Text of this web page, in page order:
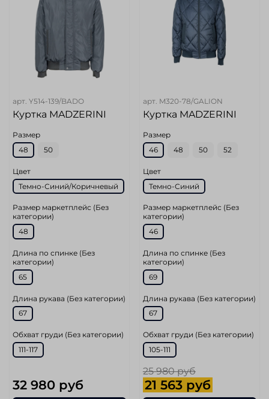
арт. Y514-139/BADO
Куртка MADZERINI
Размер
48
50
Цвет
Темно-Синий/Коричневый
Размер маркетплейс (Без
категории)
48
Длина по спинке (Без
категории)
65
Длина рукава (Без категории)
67
Обхват груди (Без категории)
111-117
32 980 руб
арт. M320-78/GALION
Куртка MADZERINI
Размер
46
48 50 52
Цвет
Темно-Синий
Размер маркетплейс (Без
категории)
46
Длина по спинке (Без
категории)
69
Длина рукава (Без категории)
67
Обхват груди (Без категории)
105-111
25 980 руб
21 563 руб